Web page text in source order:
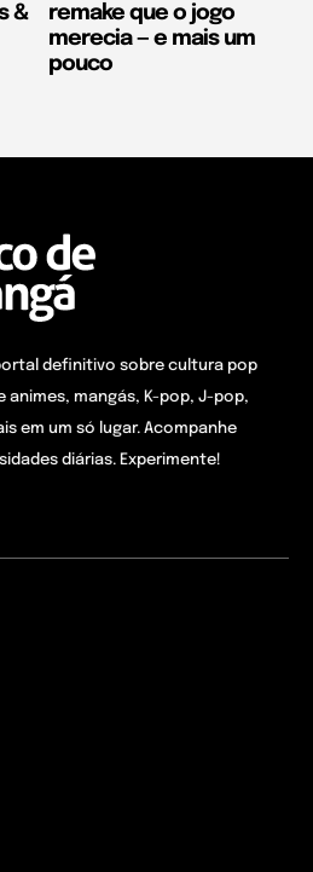
&
remake que o jogo
merecia — e mais um
pouco
definitivo sobre cultura pop
animes, mangás, K-pop, J-pop,
em um só lugar. Acompanhe
diárias. Experimente!